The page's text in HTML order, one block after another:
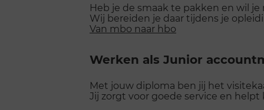
Heb je de smaak te pakken en wil
Wij bereiden je daar tijdens je
Van mbo naar hbo
Werken als Junior
Met jouw diploma ben jij het
Jij zorgt voor goede service en